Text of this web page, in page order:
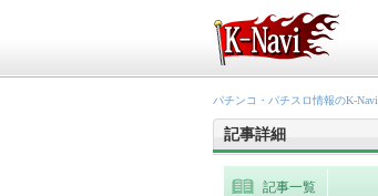
パチンコ・パチスロ情報のK-Navi
記事詳細
記事一覧